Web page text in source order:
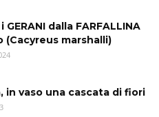
dalla FARFALLINA
(Cacyreus marshalli)
in vaso una cascata di fiori